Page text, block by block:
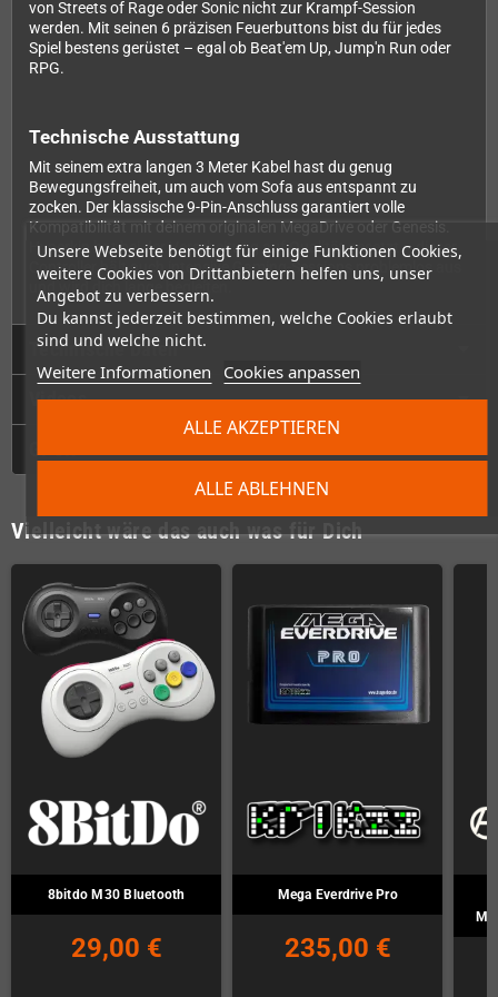
Unsere Webseite benötigt für einige Funktionen Cookies,
weitere Cookies von Drittanbietern helfen uns, unser
Angebot zu verbessern.
Du kannst jederzeit bestimmen, welche Cookies erlaubt
sind und welche nicht.
Weitere Informationen Cookies anpassen
ALLE ABLEHNEN
ALLE AKZEPTIEREN
von Streets of Rage oder Sonic nicht zur Krampf-Session
werden. Mit seinen 6 präzisen Feuerbuttons bist du für jedes
Spiel bestens gerüstet – egal ob Beat'em Up, Jump'n Run oder
RPG.
Technische Ausstattung
Mit seinem extra langen 3 Meter Kabel hast du genug
Bewegungsfreiheit, um auch vom Sofa aus entspannt zu
zocken. Der klassische 9-Pin-Anschluss garantiert volle
Kompatibilität mit deinem originalen MegaDrive oder Genesis.
Hyperkin hat bei der Verarbeitung auf Qualität gesetzt – dieser
Controller hält auch intensive Gaming-Sessions problemlos aus
und wird dich lange begleiten.
Technische Daten
Videos
Vielleicht wäre das auch was für Dich
8bitdo M30 Bluetooth
29,00 €
Mega Everdrive Pro
235,00 €